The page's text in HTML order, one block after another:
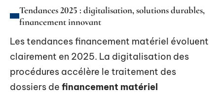
Tendances 2025 : digitalisation, solutions durables,
financement innovant
Les tendances financement matériel évoluent
clairement en 2025. La digitalisation des
procédures accélère le traitement des
dossiers de financement matériel